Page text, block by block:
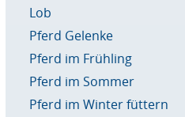
Lob
Pferd Gelenke
Pferd im Frühling
Pferd im Sommer
Pferd im Winter füttern